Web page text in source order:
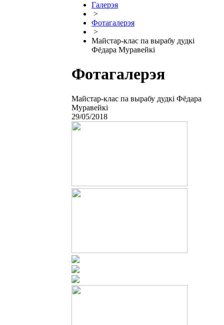
Галерэя
>
Фотагалерэя
>
Майстар-клас па вырабу дудкі
Фёдара Муравейкі
Фотагалерэя
Майстар-клас па вырабу дудкі Фёдара
Муравейкі
29/05/2018